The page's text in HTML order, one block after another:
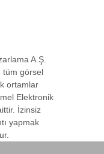
A.Ş.
tüm görsel
ortamlar
Elektronik
İzinsiz
yapmak